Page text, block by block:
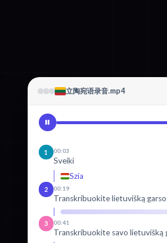
立陶宛语录音.mp4
1 00:03
Sveiki
Szia
2 00:19
Transkribuokite lietuvišką garso
3 00:41
Transkribuokite savo lietuvišką